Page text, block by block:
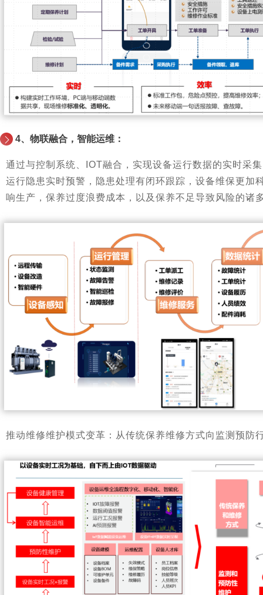
4、物联融合，智能运维：
通过与控制系统、IOT融合，实现设备运行数据的实时采
运行隐患实时预警，隐患处理有闭环跟踪，设备维保更加
响生产，保养过度浪费成本，以及保养不足导致风险的诸
推动维修维护模式变革：从传统保养维修方式向监测预防